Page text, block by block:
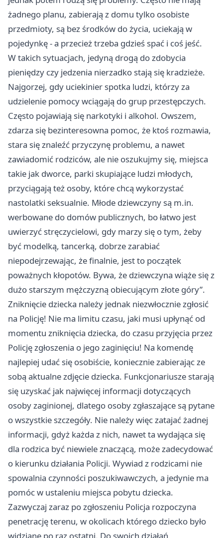
żadnego planu, zabierają z domu tylko osobiste
przedmioty, są bez środków do życia, uciekają w
pojedynkę - a przecież trzeba gdzieś spać i coś jeść.
W takich sytuacjach, jedyną drogą do zdobycia
pieniędzy czy jedzenia nierzadko stają się kradzieże.
Najgorzej, gdy uciekinier spotka ludzi, którzy za
udzielenie pomocy wciągają do grup przestępczych.
Często pojawiają się narkotyki i alkohol. Owszem,
zdarza się bezinteresowna pomoc, że ktoś rozmawia,
stara się znaleźć przyczynę problemu, a nawet
zawiadomić rodziców, ale nie oszukujmy się, miejsca
takie jak dworce, parki skupiające ludzi młodych,
przyciągają też osoby, które chcą wykorzystać
nastolatki seksualnie. Młode dziewczyny są m.in.
werbowane do domów publicznych, bo łatwo jest
uwierzyć stręczycielowi, gdy marzy się o tym, żeby
być modelką, tancerką, dobrze zarabiać
niepodejrzewając, że finalnie, jest to początek
poważnych kłopotów. Bywa, że dziewczyna wiąże się z
dużo starszym mężczyzną obiecującym złote góry”.
Zniknięcie dziecka należy jednak niezwłocznie zgłosić
na Policję! Nie ma limitu czasu, jaki musi upłynąć od
momentu zniknięcia dziecka, do czasu przyjęcia przez
Policję zgłoszenia o jego zaginięciu! Na komendę
najlepiej udać się osobiście, koniecznie zabierając ze
sobą aktualne zdjęcie dziecka. Funkcjonariusze starają
się uzyskać jak najwięcej informacji dotyczących
osoby zaginionej, dlatego osoby zgłaszające są pytane
o wszystkie szczegóły. Nie należy więc zatajać żadnej
informacji, gdyż każda z nich, nawet ta wydająca się
dla rodzica być niewiele znaczącą, może zadecydować
o kierunku działania Policji. Wywiad z rodzicami nie
spowalnia czynności poszukiwawczych, a jedynie ma
pomóc w ustaleniu miejsca pobytu dziecka.
Zazwyczaj zaraz po zgłoszeniu Policja rozpoczyna
penetrację terenu, w okolicach którego dziecko było